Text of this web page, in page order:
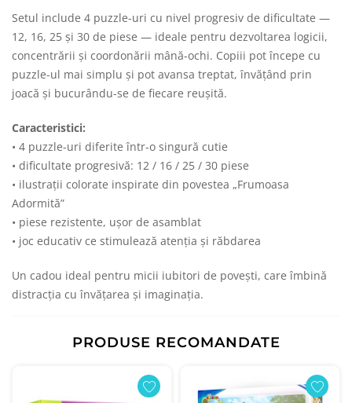
Setul include 4 puzzle-uri cu nivel progresiv de dificultate —
12, 16, 25 și 30 de piese — ideale pentru dezvoltarea logicii,
concentrării și coordonării mână-ochi. Copiii pot începe cu
puzzle-ul mai simplu și pot avansa treptat, învățând prin
joacă și bucurându-se de fiecare reușită.
Caracteristici:
• 4 puzzle-uri diferite într-o singură cutie
• dificultate progresivă: 12 / 16 / 25 / 30 piese
• ilustrații colorate inspirate din povestea „Frumoasa
Adormită”
• piese rezistente, ușor de asamblat
• joc educativ ce stimulează atenția și răbdarea
Un cadou ideal pentru micii iubitori de povești, care îmbină
distracția cu învățarea și imaginația.
PRODUSE RECOMANDATE